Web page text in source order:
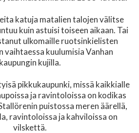
katuja matalien talojen välitse
kuin astuisi toiseen aikaan. Tai
ulkomaille ruotsinkielisten
vaihtaessa kuulumisia Vanhan
kaupungin kujilla.
pikkukaupunki, missä kaikkialle
ja ravintoloissa on kodikas
puistossa meren äärellä,
ravintoloissa ja kahviloissa on
vilskettä.